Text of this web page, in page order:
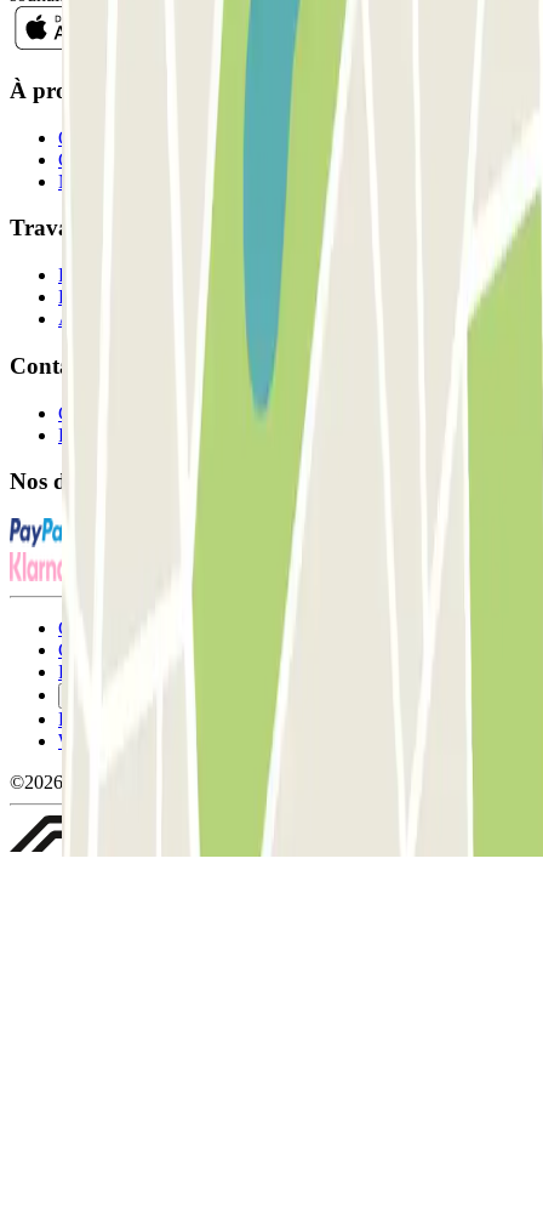
À propos de Parclick
Qui sommes-nous ?
Comment ça marche?
Nos parkings
Travaillons ensemble?
Professionnels
Fournisseur de parking
Affiliés
Contact
Contactez-nous
FAQ
Nos différents modes de paiement:
Conditions générales d'utilisation et contrat
Conditions d'annulation
Politique relative aux cookies
Politique de confidentialité
Whistleblowing
©2026 Parclick. Tous droits réservés